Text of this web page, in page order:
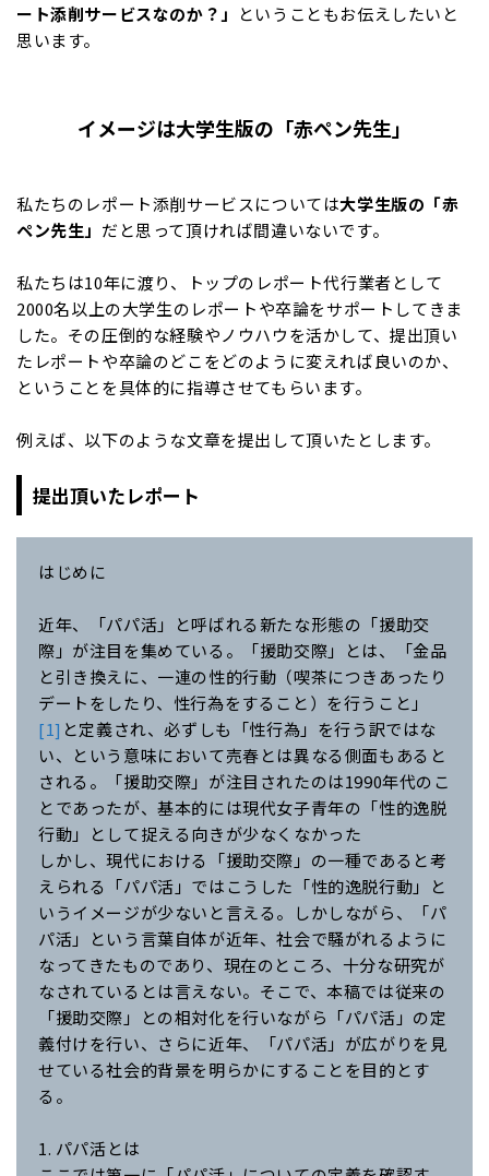
ート添削サービスなのか？」
ということもお伝えしたいと
思います。
イメージは大学生版の「赤ペン先生」
私たちのレポート添削サービスについては大学生版の「赤
ペン先生」 だと思って頂ければ間違いないです。
私たちは10年に渡り、トップのレポート代行業者として
2000名以上の大学生のレポートや卒論をサポートしてきま
した。その圧倒的な経験やノウハウを活かして、提出頂い
たレポートや卒論のどこをどのように変えれば良いのか、
ということを具体的に指導させてもらいます。
例えば、以下のような文章を提出して頂いたとします。
提出頂いたレポート
はじめに
近年、「パパ活」と呼ばれる新たな形態の「援助交
際」が注目を集めている。「援助交際」とは、「金品
と引き換えに、一連の性的行動（喫茶につきあったり
デートをしたり、性行為をすること）を行うこと」
[1] と定義され、必ずしも「性行為」を行う訳ではな
い、という意味において売春とは異なる側面もあると
される。「援助交際」が注目されたのは1990年代のこ
とであったが、基本的には現代女子青年の「性的逸脱
行動」として捉える向きが少なくなかった
しかし、現代における「援助交際」の一種であると考
えられる「パパ活」ではこうした「性的逸脱行動」と
いうイメージが少ないと言える。しかしながら、「パ
パ活」という言葉自体が近年、社会で騒がれるように
なってきたものであり、現在のところ、十分な研究が
なされているとは言えない。そこで、本稿では従来の
「援助交際」との相対化を行いながら「パパ活」の定
義付けを行い、さらに近年、「パパ活」が広がりを見
せている社会的背景を明らかにすることを目的とす
る。
1. パパ活とは